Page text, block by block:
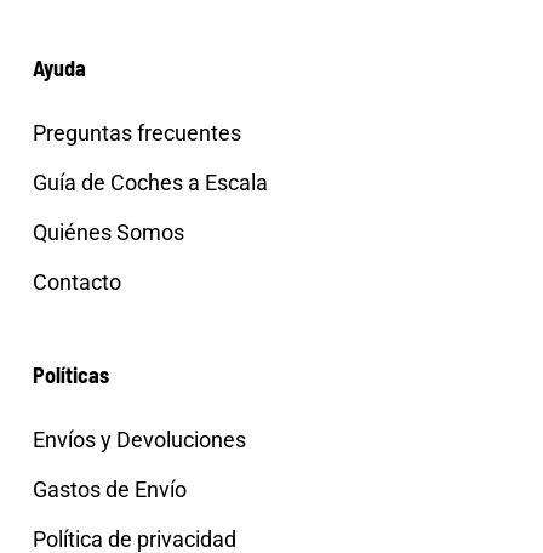
Ayuda
Preguntas frecuentes
Guía de Coches a Escala
Quiénes Somos
Contacto
Políticas
Envíos y Devoluciones
Gastos de Envío
Política de privacidad